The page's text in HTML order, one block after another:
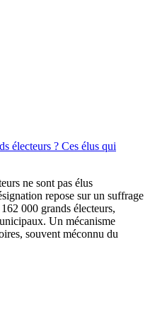
électeurs ? Ces élus qui
ne sont pas élus
repose sur un suffrage
000 grands électeurs,
Un mécanisme
souvent méconnu du